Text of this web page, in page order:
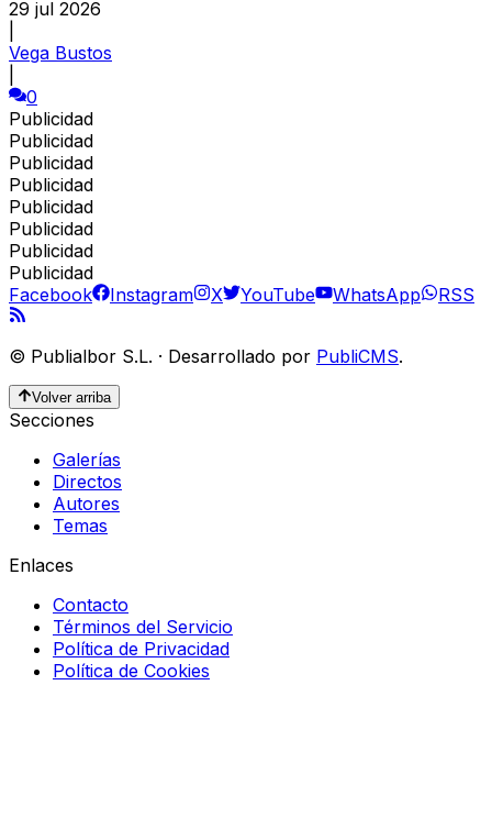
29 jul 2026
Vega Bustos
0
Publicidad
Publicidad
Publicidad
Publicidad
Publicidad
Publicidad
Publicidad
Publicidad
Facebook
Instagram X YouTube WhatsApp RSS
© Publialbor S.L. · Desarrollado por PubliCMS.
Volver arriba
Secciones
Galerías
Directos
Autores
Temas
Enlaces
Contacto
Términos del Servicio
Política de Privacidad
Política de Cookies